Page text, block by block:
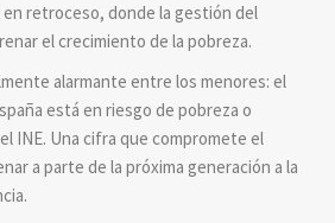
retroceso, donde la gestión del
el crecimiento de la pobreza.
alarmante entre los menores: el
está en riesgo de pobreza o
INE. Una cifra que compromete el
a parte de la próxima generación a la